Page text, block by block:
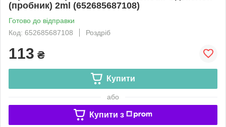
(пробник) 2ml (652685687108)
Готово до відправки
Код: 652685687108
Роздріб
113 ₴
Купити
або
Купити з